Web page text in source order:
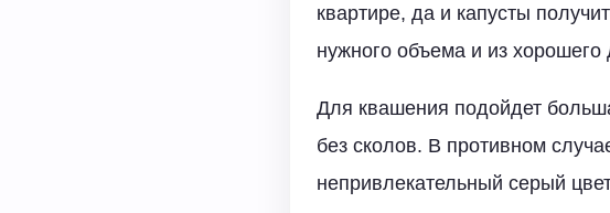
квартире, да и капусты
нужного объема и из хорошего
Для квашения подойдет
без сколов. В противном
непривлекательный серый